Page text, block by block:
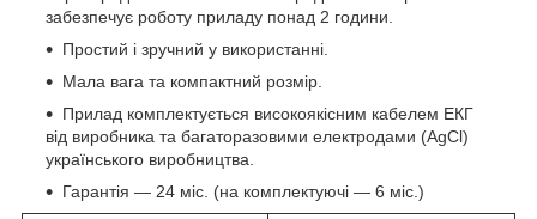
забезпечує роботу приладу понад 2 години.
Простий і зручний у використанні.
Мала вага та компактний розмір.
Прилад комплектується високоякісним кабелем ЕКГ
від виробника та багаторазовими електродами (AgCl)
українського виробництва.
Гарантія — 24 міс. (на комплектуючі — 6 міс.)